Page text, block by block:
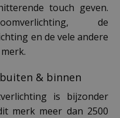
touch geven.
de
en de vele andere
& binnen
is bijzonder
merk meer dan 2500